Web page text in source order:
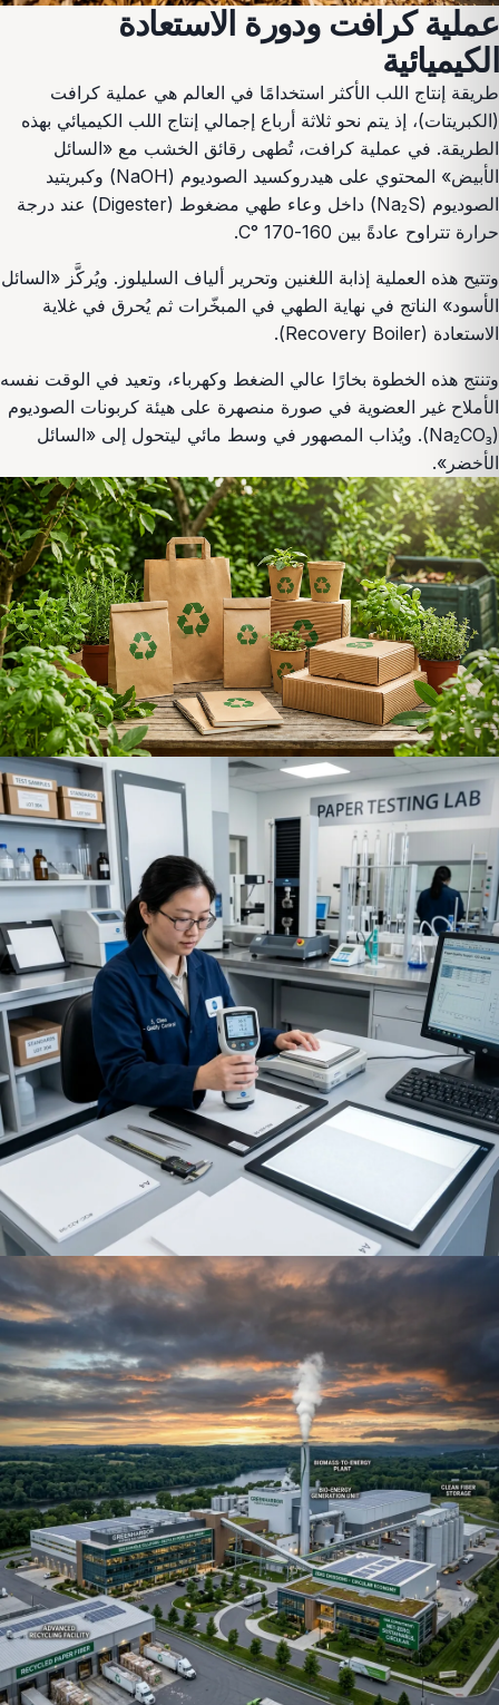
عملية كرافت ودورة الاستعادة
الكيميائية
طريقة إنتاج اللب الأكثر استخدامًا في العالم هي عملية كرافت
(الكبريتات)، إذ يتم نحو ثلاثة أرباع إجمالي إنتاج اللب الكيميائي بهذه
الطريقة. في عملية كرافت، تُطهى رقائق الخشب مع «السائل
الأبيض» المحتوي على هيدروكسيد الصوديوم (NaOH) وكبريتيد
الصوديوم (Na₂S) داخل وعاء طهي مضغوط (Digester) عند درجة
حرارة تتراوح عادةً بين 160-170 °C.
وتتيح هذه العملية إذابة اللغنين وتحرير ألياف السليلوز. ويُركَّز «السائل
الأسود» الناتج في نهاية الطهي في المبخّرات ثم يُحرق في غلاية
الاستعادة (Recovery Boiler).
وتنتج هذه الخطوة بخارًا عالي الضغط وكهرباء، وتعيد في الوقت نفسه
الأملاح غير العضوية في صورة منصهرة على هيئة كربونات الصوديوم
(Na₂CO₃). ويُذاب المصهور في وسط مائي ليتحول إلى «السائل
الأخضر».